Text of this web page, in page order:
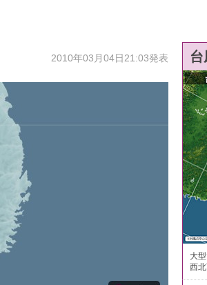
2010年03月04日21:03発表
大
西